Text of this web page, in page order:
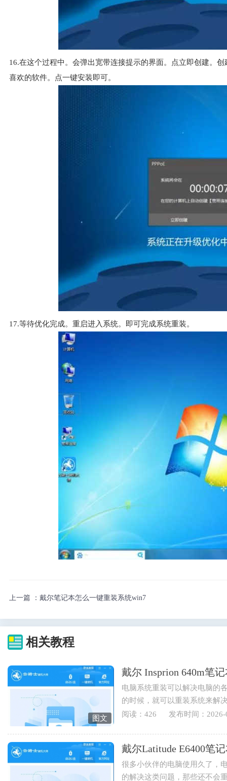
16.在这个过程中。会弹出宽带连接提示的界面。点立即创建。
喜欢的软件。点一键安装即可。
17.等待优化完成。重启进入系统。即可完成系统重装。
上一篇 ： 戴尔笔记本怎么一键重装系统win7
相关教程
图文
戴尔 Insprion 640m笔
电脑系统重装可以解决电脑的
的时候，就可以重装系统来解
也可以重装电脑系统来实现...
阅读：426 发布时间：2026-
戴尔Latitude E6400笔
很多小伙伴的电脑使用久了，
的解决这类问题，那些还不会